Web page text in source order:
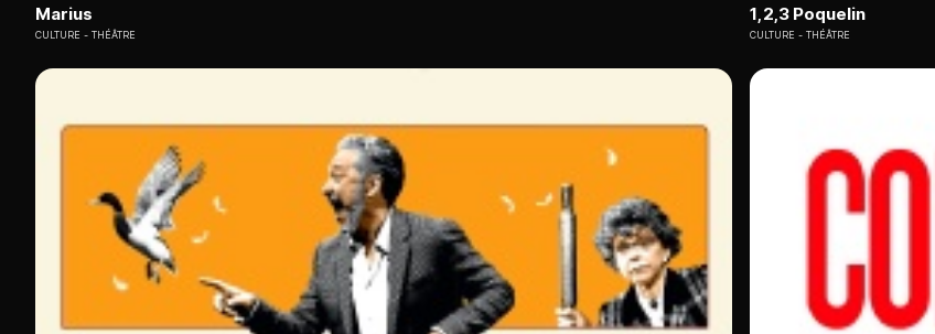
Marius
CULTURE THÉÂTRE
1,2,3 Poquelin
CULTURE THÉÂTRE